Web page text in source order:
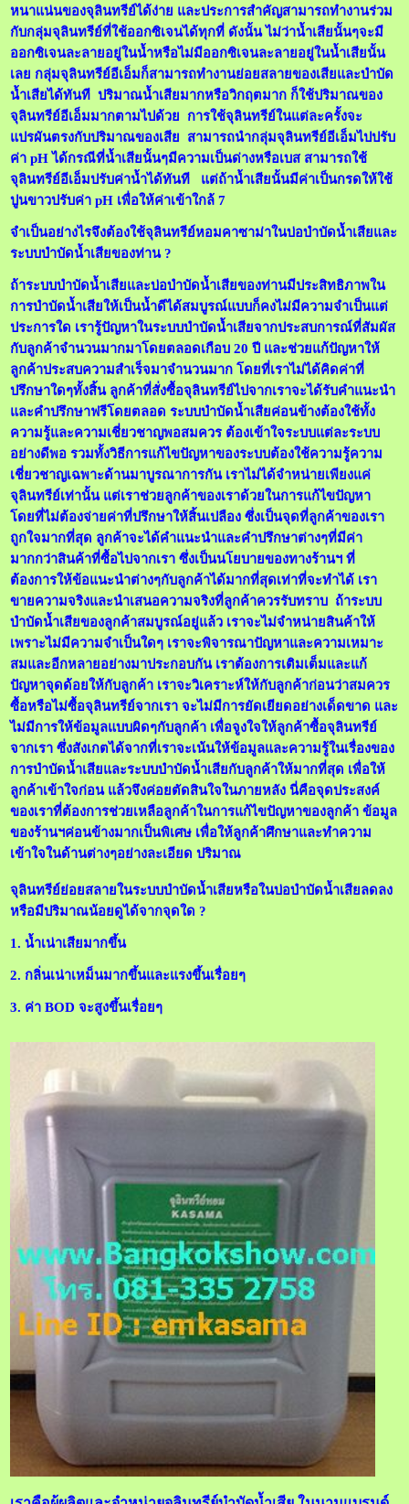
หนาแน่นของจุลินทรีย์ได้ง่าย และประการสำคัญสามารถทำงานร่วม
กับกลุ่มจุลินทรีย์ที่ใช้ออกซิเจนได้ทุกที่ ดังนั้น ไม่ว่าน้ำเสียนั้นๆจะมี
ออกซิเจนละลายอยู่ในน้ำหรือไม่มีออกซิเจนละลายอยู่ในน้ำเสียนั้น
เลย กลุ่มจุลินทรีย์อีเอ็มก็สามารถทำงานย่อยสลายของเสียและบำบัด
น้ำเสียได้ทันที ปริมาณน้ำเสียมากหรือวิกฤตมาก ก็ใช้ปริมาณของ
จุลินทรีย์อีเอ็มมากตามไปด้วย การใช้จุลินทรีย์ในแต่ละครั้งจะ
แปรผันตรงกับปริมาณของเสีย สามารถนำกลุ่มจุลินทรีย์อีเอ็มไปปรับ
ค่า pH ได้กรณีที่น้ำเสียนั้นๆมีความเป็นด่างหรือเบส สามารถใช้
จุลินทรีย์อีเอ็มปรับค่าน้ำได้ทันที แต่ถ้าน้ำเสียนั้นมีค่าเป็นกรดให้ใช้
ปูนขาวปรับค่า pH เพื่อให้ค่าเข้าใกล้ 7
จำเป็นอย่างไรจึงต้องใช้จุลินทรีย์หอมคาซาม่าในบ่อบำบัดน้ำเสียและ
ระบบบำบัดน้ำเสียของท่าน ?
ถ้าระบบบำบัดน้ำเสียและบ่อบำบัดน้ำเสียของท่านมีประสิทธิภาพใน
การบำบัดน้ำเสียให้เป็นน้ำดีได้สมบูรณ์แบบก็คงไม่มีความจำเป็นแต่
ประการใด เรารู้ปัญหาในระบบบำบัดน้ำเสียจากประสบการณ์ที่สัมผัส
กับลูกค้าจำนวนมากมาโดยตลอดเกือบ 20 ปี และช่วยแก้ปัญหาให้
ลูกค้าประสบความสำเร็จมาจำนวนมาก โดยที่เราไม่ได้คิดค่าที่
ปรึกษาใดๆทั้งสิ้น ลูกค้าที่สั่งซื้อจุลินทรีย์ไปจากเราจะได้รับคำแนะนำ
และคำปรึกษาฟรีโดยตลอด ระบบบำบัดน้ำเสียค่อนข้างต้องใช้ทั้ง
ความรู้และความเชี่ยวชาญพอสมควร ต้องเข้าใจระบบแต่ละระบบ
อย่างดีพอ รวมทั้งวิธีการแก้ไขปัญหาของระบบต้องใช้ความรู้ความ
เชี่ยวชาญเฉพาะด้านมาบูรณาการกัน เราไม่ได้จำหน่ายเพียงแค่
จุลินทรีย์เท่านั้น แต่เราช่วยลูกค้าของเราด้วยในการแก้ไขปัญหา
โดยที่ไม่ต้องจ่ายค่าที่ปรึกษาให้สิ้นเปลืองซึ่งเป็นจุดที่ลูกค้าของเรา
ถูกใจมากที่สุด ลูกค้าจะได้คำแนะนำและคำปรึกษาต่างๆที่มีค่า
มากกว่าสินค้าที่ซื้อไปจากเรา ซึ่งเป็นนโยบายของทางร้านฯ ที่
ต้องการให้ข้อแนะนำต่างๆกับลูกค้าได้มากที่สุดเท่าที่จะทำได้ เรา
ขายความจริงและนำเสนอความจริงที่ลูกค้าควรรับทราบ ถ้าระบบ
บำบัดน้ำเสียของลูกค้าสมบูรณ์อยู่แล้ว เราจะไม่จำหน่ายสินค้าให้
เพราะไม่มีความจำเป็นใดๆ เราจะพิจารณาปัญหาและความเหมาะ
สมและอีกหลายอย่างมาประกอบกัน เราต้องการเติมเต็มและแก้
ปัญหาจุดด้อยให้กับลูกค้า เราจะวิเคราะห์ให้กับลูกค้าก่อนว่าสมควร
ซื้อหรือไม่ซื้อจุลินทรีย์จากเรา จะไม่มีการยัดเยียดอย่างเด็ดขาด และ
ไม่มีการให้ข้อมูลแบบผิดๆกับลูกค้า เพื่อจูงใจให้ลูกค้าซื้อจุลินทรีย์
จากเรา ซึ่งสังเกตได้จากที่เราจะเน้นให้ข้อมูลและความรู้ในเรื่องของ
การบำบัดน้ำเสียและระบบบำบัดน้ำเสียกับลูกค้าให้มากที่สุด เพื่อให้
ลูกค้าเข้าใจก่อน แล้วจึงค่อยตัดสินใจในภายหลัง นี่คือจุดประสงค์
ของเราที่ต้องการช่วยเหลือลูกค้าในการแก้ไขปัญหาของลูกค้า ข้อมูล
ของร้านฯค่อนข้างมากเป็นพิเศษ เพื่อให้ลูกค้าศึกษาและทำความ
เข้าใจในด้านต่างๆอย่างละเอียด ปริมาณ
จุลินทรีย์ย่อยสลายในระบบบำบัดน้ำเสียหรือในบ่อบำบัดน้ำเสียลดลง
หรือมีปริมาณน้อยดูได้จากจุดใด ?
1. น้ำเน่าเสียมากขึ้น
2. กลิ่นเน่าเหม็นมากขึ้นและแรงขึ้นเรื่อยๆ
3. ค่า BOD จะสูงขึ้นเรื่อยๆ